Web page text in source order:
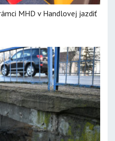
MHD v Handlovej jazdiť